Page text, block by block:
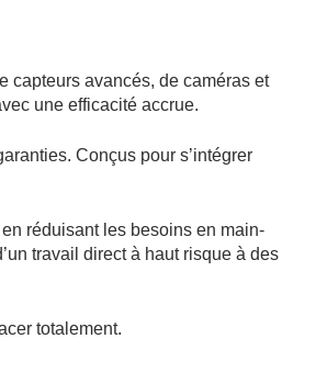
capteurs avancés, de caméras et
une efficacité accrue.
Conçus pour s’intégrer
réduisant les besoins en main-
travail direct à haut risque à des
totalement.